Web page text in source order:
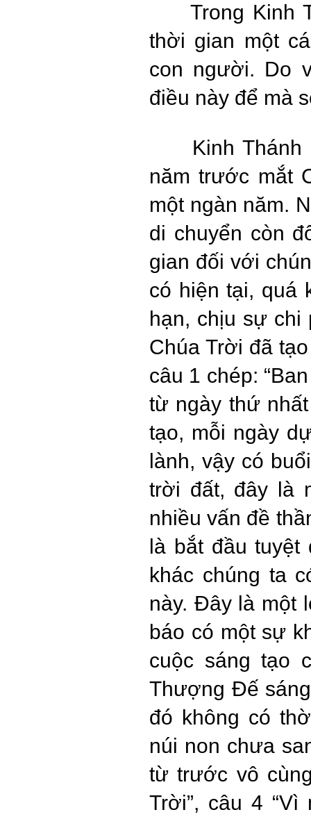
Trong Kinh
thời gian một
con người. Do
điều này để mà
Kinh
năm trước mắt
một ngàn năm.
di chuyển còn
gian đối với
có hiện tại, quá
hạn, chịu sự
Chúa Trời đã
câu 1 chép:
từ ngày thứ
tạo, mỗi ngày
lành, vậy có
trời đất, đây là
nhiều vấn đề
là bắt đầu
khác chúng ta
này. Đây là một
báo có một sự
cuộc sáng tạo
Thượng Đế
đó không có
núi non chưa
từ trước vô
Trời”, câu 4